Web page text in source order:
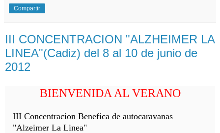
Compartir
III CONCENTRACION "ALZHEIMER LA
LINEA"(Cadiz) del 8 al 10 de junio de
2012
BIENVENIDA AL VERANO
III Concentracion Benefica de autocaravanas
"Alzeimer La Linea"